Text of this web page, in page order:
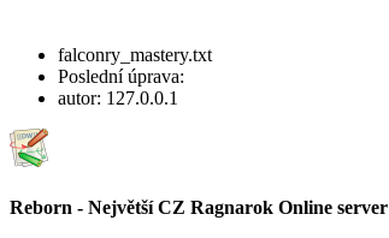
falconry_mastery.txt
Poslední úprava:
autor: 127.0.0.1
Reborn - Největší CZ Ragnarok Online server